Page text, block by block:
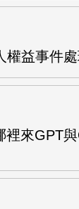
權益事件
裡來GPT